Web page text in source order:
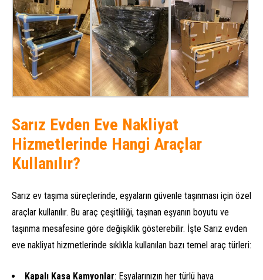
Sarız Evden Eve Nakliyat
Hizmetlerinde Hangi Araçlar
Kullanılır?
Sarız ev taşıma süreçlerinde, eşyaların güvenle taşınması için özel
araçlar kullanılır. Bu araç çeşitliliği, taşınan eşyanın boyutu ve
taşınma mesafesine göre değişiklik gösterebilir. İşte Sarız evden
eve nakliyat hizmetlerinde sıklıkla kullanılan bazı temel araç türleri:
Kapalı Kasa Kamyonlar: Eşyalarınızın her türlü hava